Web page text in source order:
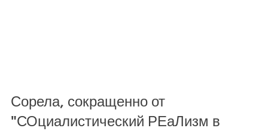
Сорела, сокращенно от
"СОциалистический РЕаЛизм в